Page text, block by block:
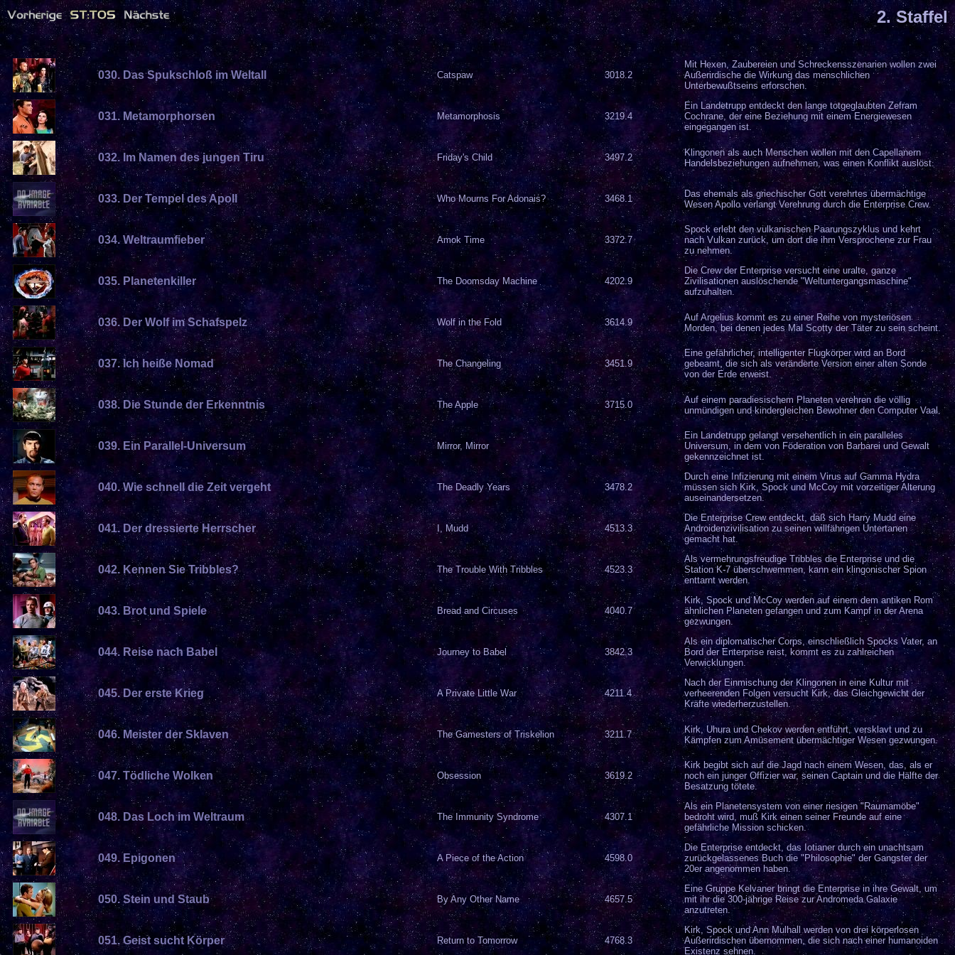
2. Staffel
030. Das Spukschloß im Weltall Catspaw 3018.2
Mit Hexen, Zaubereien und Schreckensszenarien wollen zwei
Außerirdische die Wirkung das menschlichen
Unterbewußtseins erforschen.
031. Metamorphorsen Metamorphosis 3219.4
Ein Landetrupp entdeckt den lange totgeglaubten Zefram
Cochrane, der eine Beziehung mit einem Energiewesen
eingegangen ist.
032. Im Namen des jungen Tiru Friday's Child 3497.2
Klingonen als auch Menschen wollen mit den Capellanern
Handelsbeziehungen aufnehmen, was einen Konflikt auslöst.
033. Der Tempel des Apoll Who Mourns For Adonais? 3468.1 Dasehemals als griechischer Gott verehrtes übermächtige
Wesen Apollo verlangt Verehrung durch die Enterprise Crew.
034. Weltraumfieber Amok Time 3372.7
Spock erlebt den vulkanischen Paarungszyklus und kehrt
nach Vulkan zurück, um dort die ihm Versprochene zur Frau
zu nehmen.
035. Planetenkiller The Doomsday Machine 4202.9
Die Crew der Enterprise versucht eine uralte, ganze
Zivilisationen auslöschende "Weltuntergangsmaschine"
aufzuhalten.
036. Der Wolf im Schafspelz Wolf in the Fold 3614.9
Auf Argelius kommt es zu einer Reihe von mysteriösen
Morden, bei denen jedes Mal Scotty der Täter zu sein scheint.
037. Ich heiße Nomad The Changeling 3451.9
Eine gefährlicher, intelligenter Flugkörper wird an Bord
gebeamt, die sich als veränderte Version einer alten Sonde
von der Erde erweist.
038. Die Stunde der Erkenntnis The Apple 3715.0
Auf einem paradiesischem Planeten verehren die völlig
unmündigen und kindergleichen Bewohner den Computer Vaal.
039. Ein Parallel-Universum Mirror, Mirror
Ein Landetrupp gelangt versehentlich in ein paralleles
Universum, in dem von Föderation von Barbarei und Gewalt
gekennzeichnet ist.
040. Wie schnell die Zeit vergeht The Deadly Years 3478.2
Durch eine Infizierung mit einem Virus auf Gamma Hydra
müssen sich Kirk, Spock und McCoy mit vorzeitiger Alterung
auseinandersetzen.
041. Der dressierte Herrscher I, Mudd 4513.3
Die Enterprise Crew entdeckt, daß sich Harry Mudd eine
Androidenzivilisation zu seinen willfährigen Untertanen
gemacht hat.
042. Kennen Sie Tribbles? The Trouble With Tribbles 4523.3
Als vermehrungsfreudige Tribbles die Enterprise und die
Station K-7 überschwemmen, kann ein klingonischer Spion
enttarnt werden.
043. Brot und Spiele Bread and Circuses 4040.7
Kirk, Spock und McCoy werden auf einem dem antiken Rom
ähnlichen Planeten gefangen und zum Kampf in der Arena
gezwungen.
044. Reise nach Babel Journey to Babel 3842.3
Als ein diplomatischer Corps, einschließlich Spocks Vater, an
Bord der Enterprise reist, kommt es zu zahlreichen
Verwicklungen.
045. Der erste Krieg A Private Little War 4211.4
Nach der Einmischung der Klingonen in eine Kultur mit
verheerenden Folgen versucht Kirk, das Gleichgewicht der
Kräfte wiederherzustellen.
046. Meister der Sklaven The Gamesters of Triskelion 3211.7
Kirk, Uhura und Chekov werden entführt, versklavt und zu
Kämpfen zum Amüsement übermächtiger Wesen gezwungen.
047. Tödliche Wolken Obsession 3619.2
Kirk begibt sich auf die Jagd nach einem Wesen, das, als er
noch ein junger Offizier war, seinen Captain und die Hälfte der
Besatzung tötete.
048. Das Loch im Weltraum The Immunity Syndrome 4307.1
Als ein Planetensystem von einer riesigen "Raumamöbe"
bedroht wird, muß Kirk einen seiner Freunde auf eine
gefährliche Mission schicken.
049. Epigonen A Piece of the Action 4598.0
Die Enterprise entdeckt, das Iotianer durch ein unachtsam
zurückgelassenes Buch die "Philosophie" der Gangster der
20er angenommen haben.
050. Stein und Staub By Any Other Name 4657.5
Eine Gruppe Kelvaner bringt die Enterprise in ihre Gewalt, um
mit ihr die 300-jährige Reise zur Andromeda Galaxie
anzutreten.
051. Geist sucht Körper Return to Tomorrow 4768.3
Kirk, Spock und Ann Mulhall werden von drei körperlosen
Außerirdischen übernommen, die sich nach einer humanoiden
Existenz sehnen.